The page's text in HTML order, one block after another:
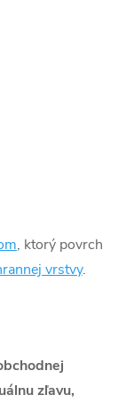
, ktorý povrch
vrstvy.
zľavu,